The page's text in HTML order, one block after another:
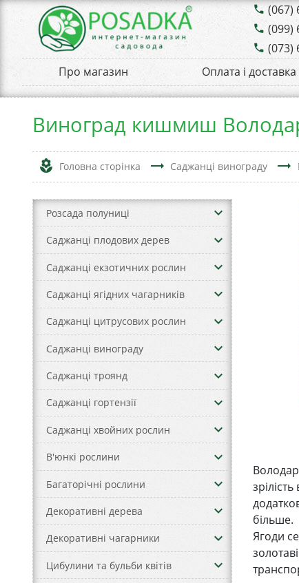
phone (067)
phone (099)
phone (073)
Про магазин Оплата і доставка
Виноград кишмиш
local_florist Головна сторінка trending_flat Саджанці винограду trending_flat
Розсада полуниці keyboard_arrow_down
Саджанці плодових дерев keyboard_arrow_down
Саджанці екзотичних рослин keyboard_arrow_down
Саджанці ягідних чагарників keyboard_arrow_down
Саджанці цитрусових рослин keyboard_arrow_down
Саджанці винограду keyboard_arrow_down
Саджанці троянд keyboard_arrow_down
Саджанці гортензії keyboard_arrow_down
Саджанці хвойних рослин keyboard_arrow_down
В'юнкі рослини keyboard_arrow_down
Багаторічні рослини keyboard_arrow_down
Декоративні дерева keyboard_arrow_down
Декоративні чагарники keyboard_arrow_down
Цибулини та бульби квітів keyboard_arrow_down
більше.
Ягоди